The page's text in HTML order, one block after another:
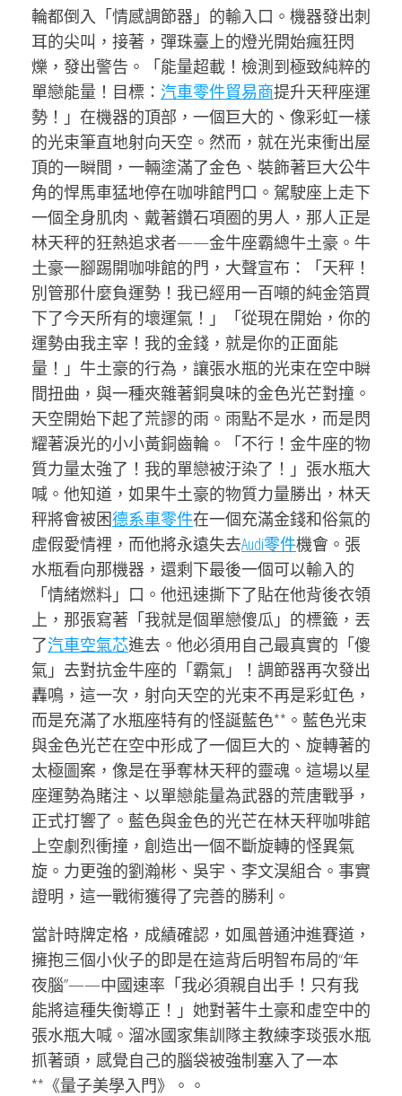
輪都倒入「情感調節器」的輸入口。機器發出刺
耳的尖叫，接著，彈珠臺上的燈光開始瘋狂閃
爍，發出警告。「能量超載！檢測到極致純粹的
單戀能量！目標： 汽車零件貿易商提升天秤座運
勢！」在機器的頂部，一個巨大的、像彩虹一樣
的光束筆直地射向天空。然而，就在光束衝出屋
頂的一瞬間，一輛塗滿了金色、裝飾著巨大公牛
角的悍馬車猛地停在咖啡館門口。駕駛座上走下
一個全身肌肉、戴著鑽石項圈的男人，那人正是
林天秤的狂熱追求者——金牛座霸總牛土豪。牛
土豪一腳踢開咖啡館的門，大聲宣布：「天秤！
別管那什麼負運勢！我已經用一百噸的純金箔買
下了今天所有的壞運氣！」「從現在開始，你的
運勢由我主宰！我的金錢，就是你的正面能
量！」牛土豪的行為，讓張水瓶的光束在空中瞬
間扭曲，與一種夾雜著銅臭味的金色光芒對撞。
天空開始下起了荒謬的雨。雨點不是水，而是閃
耀著淚光的小小黃銅齒輪。「不行！金牛座的物
質力量太強了！我的單戀被汙染了！」張水瓶大
喊。他知道，如果牛土豪的物質力量勝出，林天
秤將會被困德系車零件在一個充滿金錢和俗氣的
虛假愛情裡，而他將永遠失去Audi零件機會。張
水瓶看向那機器，還剩下最後一個可以輸入的
「情緒燃料」口。他迅速撕下了貼在他背後衣領
上，那張寫著「我就是個單戀傻瓜」的標籤，丟
了汽車空氣芯進去。他必須用自己最真實的「傻
氣」去對抗金牛座的「霸氣」！調節器再次發出
轟鳴，這一次，射向天空的光束不再是彩虹色，
而是充滿了水瓶座特有的怪誕藍色**。藍色光束
與金色光芒在空中形成了一個巨大的、旋轉著的
太極圖案，像是在爭奪林天秤的靈魂。這場以星
座運勢為賭注、以單戀能量為武器的荒唐戰爭，
正式打響了。藍色與金色的光芒在林天秤咖啡館
上空劇烈衝撞，創造出一個不斷旋轉的怪異氣
旋。力更強的劉瀚彬、吳宇、李文淏組合。事實
證明，這一戰術獲得了完善的勝利。
當計時牌定格，成績確認，如風普通沖進賽道，
擁抱三個小伙子的即是在這背后明智布局的“年
夜腦”——中國速率「我必須親自出手！只有我
能將這種失衡導正！」她對著牛土豪和虛空中的
張水瓶大喊。溜冰國家集訓隊主教練李琰張水瓶
抓著頭，感覺自己的腦袋被強制塞入了一本
**《量子美學入門》。。